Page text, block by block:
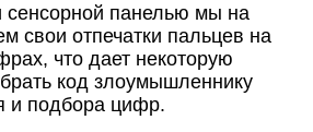
сенсорной панелью мы на
свои отпечатки пальцев на
что дает некоторую
код злоумышленнику
и подбора цифр.